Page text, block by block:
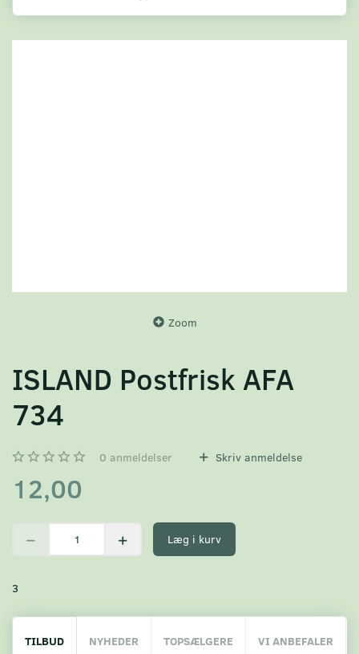
Zoom
ISLAND Postfrisk AFA
734
0 anmeldelser Skriv anmeldelse
12,00
Læg i kurv
3
TILBUD NYHEDER TOPSÆLGERE VI ANBEFALER